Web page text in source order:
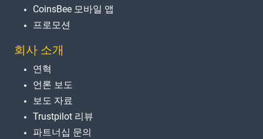
CoinsBee 모바일 앱
프로모션
회사 소개
연혁
언론 보도
보도 자료
Trustpilot 리뷰
파트너십 문의